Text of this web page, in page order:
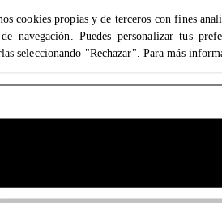
cookies propias y de terceros con fines
navegación. Puedes personalizar tus
seleccionando "Rechazar". Para más